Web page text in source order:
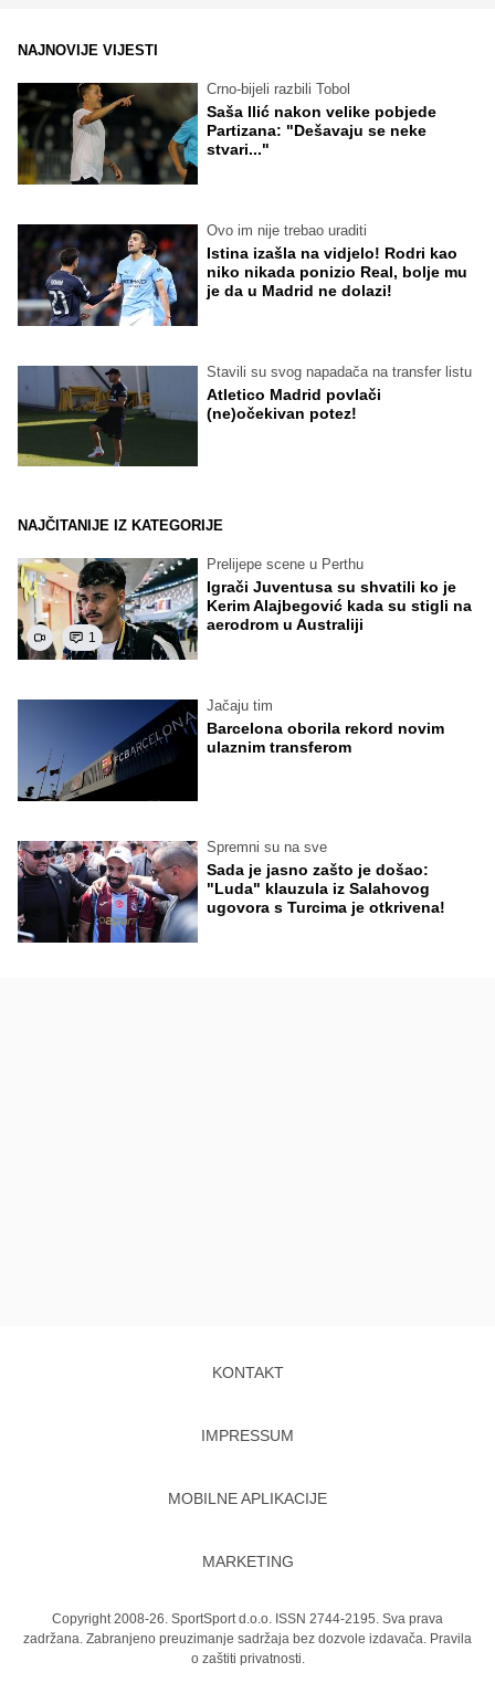
NAJNOVIJE VIJESTI
Crno-bijeli razbili Tobol
Saša Ilić nakon velike pobjede
Partizana: "Dešavaju se neke
stvari..."
Ovo im nije trebao uraditi
Istina izašla na vidjelo! Rodri kao
niko nikada ponizio Real, bolje mu
je da u Madrid ne dolazi!
Stavili su svog napadača na transfer listu
Atletico Madrid povlači
(ne)očekivan potez!
NAJČITANIJE IZ KATEGORIJE
1
Prelijepe scene u Perthu
Igrači Juventusa su shvatili ko je
Kerim Alajbegović kada su stigli na
aerodrom u Australiji
Jačaju tim
Barcelona oborila rekord novim
ulaznim transferom
Spremni su na sve
Sada je jasno zašto je došao:
"Luda" klauzula iz Salahovog
ugovora s Turcima je otkrivena!
KONTAKT
IMPRESSUM
MOBILNE APLIKACIJE
MARKETING
Copyright 2008-26. SportSport d.o.o. ISSN 2744-2195. Sva prava
zadržana. Zabranjeno preuzimanje sadržaja bez dozvole izdavača. Pravila
o zaštiti privatnosti.